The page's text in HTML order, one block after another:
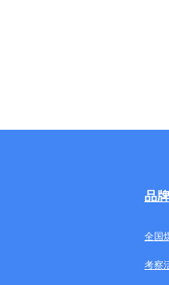
品
全国
考察